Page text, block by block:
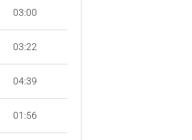
03:00
03:22
04:39
01:56